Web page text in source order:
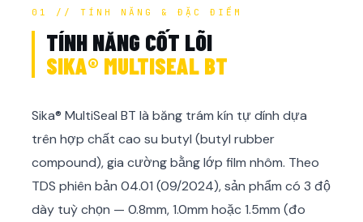
01 // TÍNH NĂNG & ĐẶC ĐIỂM
TÍNH NĂNG CỐT LÕI
SIKA® MULTISEAL BT
Sika® MultiSeal BT là băng trám kín tự dính dựa
trên hợp chất cao su butyl (butyl rubber
compound), gia cường bằng lớp film nhôm. Theo
TDS phiên bản 04.01 (09/2024), sản phẩm có 3 độ
dày tuỳ chọn — 0.8mm, 1.0mm hoặc 1.5mm (đo